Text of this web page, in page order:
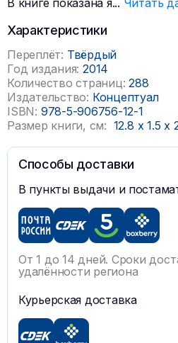
В книге показана я... Читать
Характеристики
Переплёт: Твёрдый
Год издания: 2014
Количество страниц: 288
Издательство: Концептуал
ISBN: 978-5-906756-12-1
Размер книги, см: 12.8 x 1.5x
Способы доставки
В пункты выдачи и
От 1 до 14 дней. Сроки
удалённости региона
Курьерская доставка